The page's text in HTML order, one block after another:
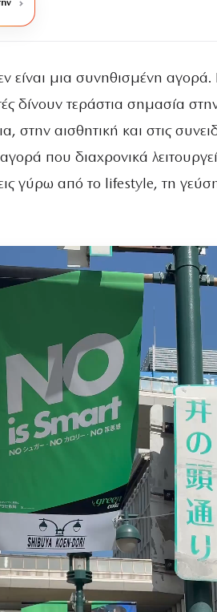
είναι μια συνηθισμένη
δίνουν τεράστια σημασία
στην αισθητική και στις
που διαχρονικά
γύρω από το lifestyle, τη